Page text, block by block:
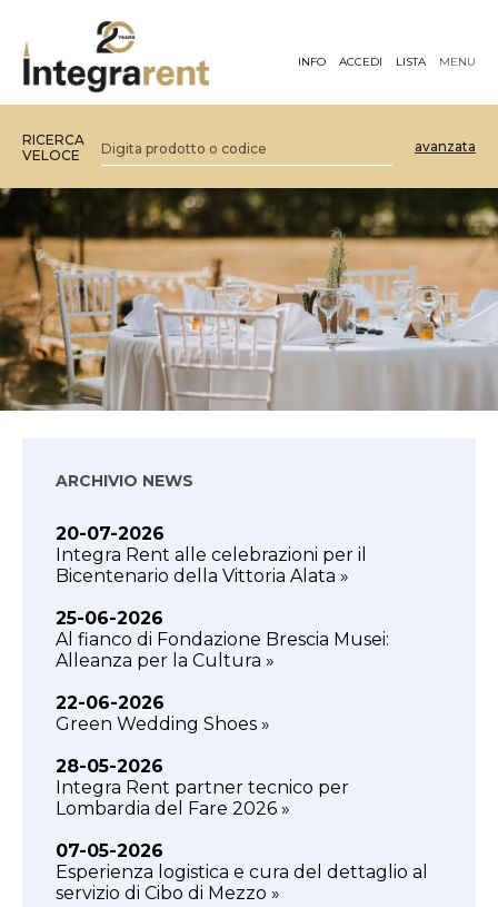
INFO ACCEDI LISTA MENU
RICERCA
VELOCE
avanzata
ARCHIVIO NEWS
20-07-2026
Integra Rent alle celebrazioni per il
Bicentenario della Vittoria Alata »
25-06-2026
Al fianco di Fondazione Brescia Musei:
Alleanza per la Cultura »
22-06-2026
Green Wedding Shoes »
28-05-2026
Integra Rent partner tecnico per
Lombardia del Fare 2026 »
07-05-2026
Esperienza logistica e cura del dettaglio al
servizio di Cibo di Mezzo »